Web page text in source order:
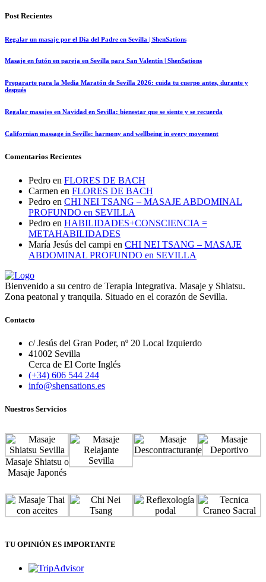
Post Recientes
Regalar un masaje por el Día del Padre en Sevilla | ShenSations
Masaje en futón en pareja en Sevilla para San Valentín | ShenSations
Prepararte para la Media Maratón de Sevilla 2026: cuida tu cuerpo antes, durante y
después
Regalar masajes en Navidad en Sevilla: bienestar que se siente y se recuerda
Californian massage in Seville: harmony and wellbeing in every movement
Comentarios Recientes
Pedro en FLORES DE BACH
Carmen en FLORES DE BACH
Pedro en CHI NEI TSANG – MASAJE ABDOMINAL
PROFUNDO en SEVILLA
Pedro en HABILIDADES+CONSCIENCIA =
METAHABILIDADES
María Jesús del campi en CHI NEI TSANG – MASAJE
ABDOMINAL PROFUNDO en SEVILLA
Bienvenido a su centro de Terapia Integrativa. Masaje y Shiatsu.
Zona peatonal y tranquila. Situado en el corazón de Sevilla.
Contacto
c/ Jesús del Gran Poder, nº 20 Local Izquierdo
41002 Sevilla
Cerca de El Corte Inglés
(+34) 606 544 244
info@shensations.es
Nuestros Servicios
Masaje Shiatsu o
Masaje Japonés
TU OPINIÓN ES IMPORTANTE